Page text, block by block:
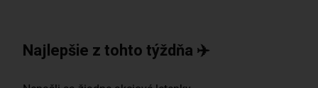
Najlepšie z tohto týždňa ✈️